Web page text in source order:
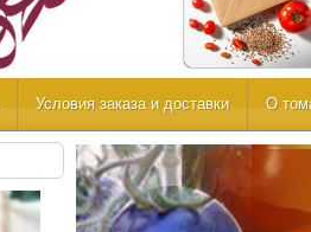
Условия заказа и доставки О